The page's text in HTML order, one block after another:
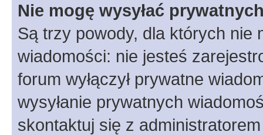
Nie mogę wysyłać
Są trzy powody, dla których nie
wiadomości: nie jesteś
forum wyłączył prywatne
wysyłanie prywatnych
skontaktuj się z